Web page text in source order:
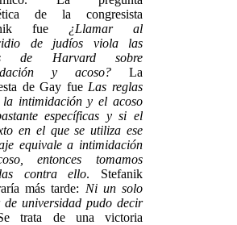
de la congresista
fue ¿Llamar al
de judíos viola las
de Harvard sobre
y acoso? La
de Gay fue Las reglas
la intimidación y el acoso
específicas y si el
en el que se utiliza ese
equivale a intimidación
entonces tomamos
contra ello. Stefanik
más tarde: Ni un solo
de universidad pudo decir
trata de una victoria